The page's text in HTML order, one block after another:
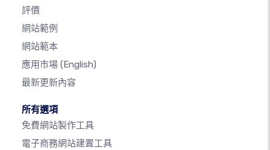
評價
網站範例
網站範本
應用市場 (English)
最新更新內容
所有選項
免費網站製作工具
電子商務網站建置工具